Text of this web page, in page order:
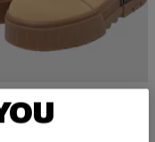
Suede
Preis: EUR 62,00